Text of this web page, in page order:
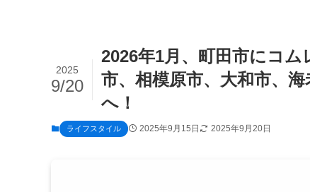
2026年1月、町田市にコ
市、相模原市、大和市、
へ！
2025
9/20
ライフスタイル 2025年9月15日 2025年9月20日